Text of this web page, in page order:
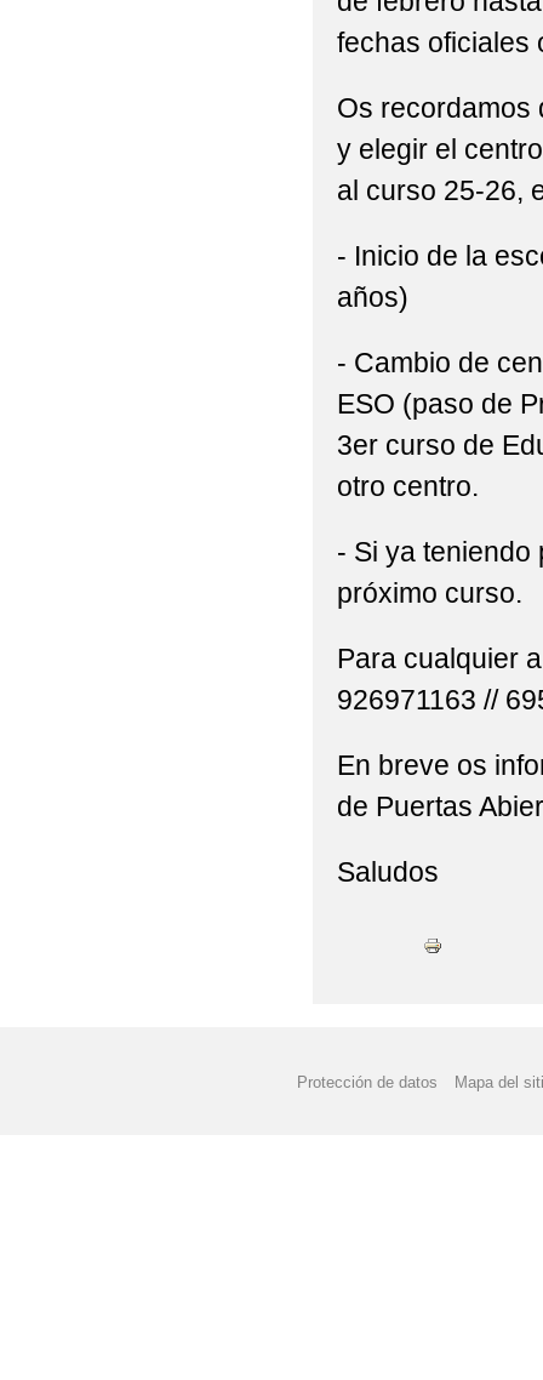
fechas oficiales
Os recordamos
y elegir el
al curso 25-26,
- Inicio de la
años)
- Cambio de
ESO (paso de
3er curso de
otro centro.
- Si ya teniendo
próximo curso.
Para cualquier
926971163 //
En breve os
de Puertas
Saludos
Protección de datos Mapa del